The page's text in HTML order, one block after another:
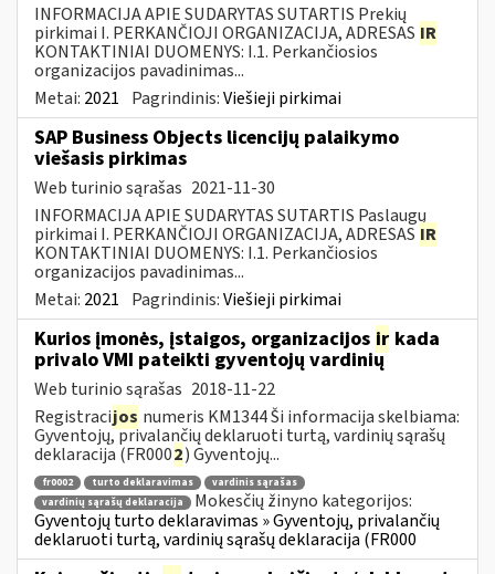
INFORMACIJA APIE SUDARYTAS SUTARTIS Prekių
pirkimai I. PERKANČIOJI ORGANIZACIJA, ADRESAS IR
KONTAKTINIAI DUOMENYS: I.1. Perkančiosios
organizacijos pavadinimas...
Metai: 2021 Pagrindinis:Viešieji pirkimai
SAP Business Objects licencijų palaikymo
viešasis pirkimas
Web turinio sąrašas 2021-11-30
INFORMACIJA APIE SUDARYTAS SUTARTIS Paslaugų
pirkimai I. PERKANČIOJI ORGANIZACIJA, ADRESAS IR
KONTAKTINIAI DUOMENYS: I.1. Perkančiosios
organizacijos pavadinimas...
Metai: 2021 Pagrindinis:Viešieji pirkimai
Kurios įmonės, įstaigos, organizacijos ir kada
privalo VMI pateikti gyventojų vardinių
Web turinio sąrašas 2018-11-22
Registracijos numeris KM1344 Ši informacija skelbiama:
Gyventojų, privalančių deklaruoti turtą, vardinių sąrašų
deklaracija (FR0002) Gyventojų...
fr0002 turto deklaravimas
vardinis sąrašas
vardinių sąrašų deklaracija
Mokesčių žinyno kategorijos:
Gyventojų turto deklaravimas » Gyventojų, privalančių
deklaruoti turtą, vardinių sąrašų deklaracija (FR000